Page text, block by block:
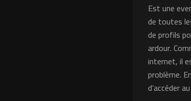
Est une
de toutes
de profils
ardour.
internet, il
problème.
d’accéder